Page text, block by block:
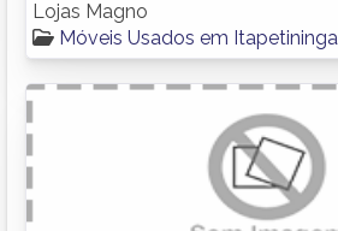
Lojas Magno
Móveis Usados em Itapetininga